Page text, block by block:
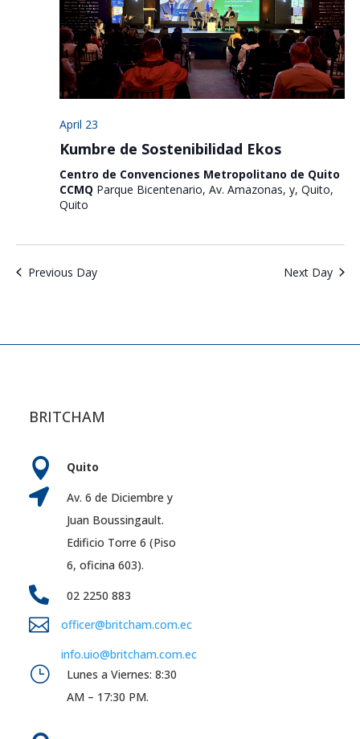
April 23
Kumbre de Sostenibilidad Ekos
Centro de Convenciones Metropolitano de Quito
CCMQ Parque Bicentenario, Av. Amazonas, y, Quito,
Quito
Previous Day Next Day
BRITCHAM
 Quito

Av. 6 de Diciembre y
Juan Boussingault.
Edificio Torre 6 (Piso
6, oficina 603).
 02 2250 883

officer@britcham.com.ec
info.uio@britcham.com.ec
}
Lunes a Viernes: 8:30
AM – 17:30 PM.